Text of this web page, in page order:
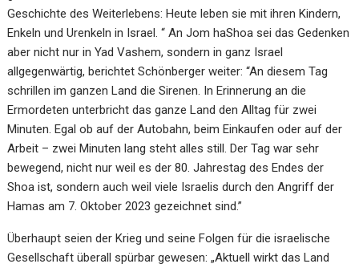
Geschichte des Weiterlebens: Heute leben sie mit ihren Kindern,
Enkeln und Urenkeln in Israel. “ An Jom haShoa sei das Gedenken
aber nicht nur in Yad Vashem, sondern in ganz Israel
allgegenwärtig, berichtet Schönberger weiter: “An diesem Tag
schrillen im ganzen Land die Sirenen. In Erinnerung an die
Ermordeten unterbricht das ganze Land den Alltag für zwei
Minuten. Egal ob auf der Autobahn, beim Einkaufen oder auf der
Arbeit – zwei Minuten lang steht alles still. Der Tag war sehr
bewegend, nicht nur weil es der 80. Jahrestag des Endes der
Shoa ist, sondern auch weil viele Israelis durch den Angriff der
Hamas am 7. Oktober 2023 gezeichnet sind.”
Überhaupt seien der Krieg und seine Folgen für die israelische
Gesellschaft überall spürbar gewesen: „Aktuell wirkt das Land